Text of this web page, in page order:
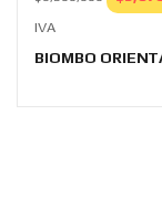
of
IVA
BIOMBO